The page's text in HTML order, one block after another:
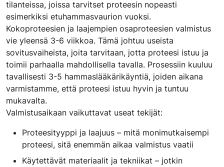
tilanteissa, joissa tarvitset proteesin nopeasti
esimerkiksi etuhammasvaurion vuoksi.
Kokoproteesien ja laajempien osaproteesien valmistus
vie yleensä 3-6 viikkoa. Tämä johtuu useista
sovitusvaiheista, joita tarvitaan, jotta proteesi istuu ja
toimii parhaalla mahdollisella tavalla. Prosessiin kuuluu
tavallisesti 3-5 hammaslääkärikäyntiä, joiden aikana
varmistamme, että proteesi istuu hyvin ja tuntuu
mukavalta.
Valmistusaikaan vaikuttavat useat tekijät:
Proteesityyppi ja laajuus – mitä monimutkaisempi
proteesi, sitä enemmän aikaa valmistus vaatii
Käytettävät materiaalit ja tekniikat – jotkin